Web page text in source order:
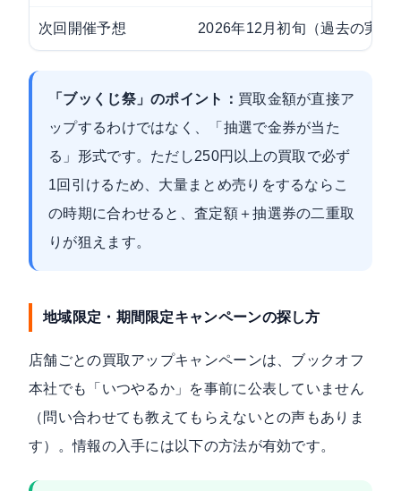
次回開催予想 2026年12月初旬（過去の実績
「ブッくじ祭」のポイント： 買取金額が直接ア
ップするわけではなく、「抽選で金券が当た
る」形式です。ただし250円以上の買取で必ず
1回引けるため、大量まとめ売りをするならこ
の時期に合わせると、査定額＋抽選券の二重取
りが狙えます。
地域限定・期間限定キャンペーンの探し方
店舗ごとの買取アップキャンペーンは、ブックオフ
本社でも「いつやるか」を事前に公表していません
（問い合わせても教えてもらえないとの声もありま
す）。情報の入手には以下の方法が有効です。